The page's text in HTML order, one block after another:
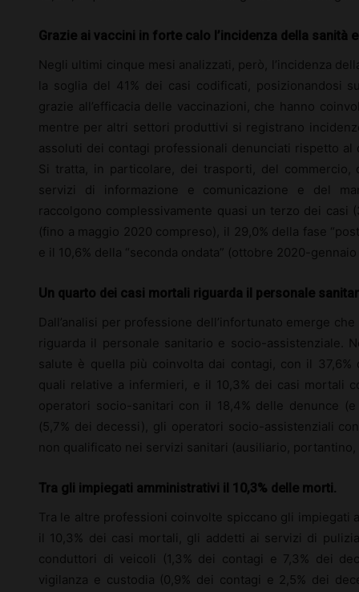
Grazie ai vaccini in forte calo l’incidenza della sanità
Negli ultimi cinque mesi analizzati, però, l’incidenza
la soglia del 41% dei casi codificati, posizionandosi
grazie all’efficacia delle vaccinazioni, che hanno
mentre per altri settori produttivi si registrano
assoluti dei contagi professionali denunciati rispetto
Si tratta, in particolare, dei trasporti, del
servizi di informazione e comunicazione e del
raccolgono complessivamente quasi un terzo dei casi
(fino a maggio 2020 compreso), il 29,0% della fase
e il 10,6% della “seconda ondata” (ottobre 2020-gennaio
Un quarto dei casi mortali riguarda il personale
Dall’analisi per professione dell’infortunato emerge
riguarda il personale sanitario e socio-assistenziale.
salute è quella più coinvolta dai contagi, con il 37,6%
quali relative a infermieri, e il 10,3% dei casi mortali
operatori socio-sanitari con il 18,4% delle denunce
(5,7% dei decessi), gli operatori socio-assistenziali
non qualificato nei servizi sanitari (ausiliario,
Tra gli impiegati amministrativi il 10,3% delle morti.
Tra le altre professioni coinvolte spiccano gli
il 10,3% dei casi mortali, gli addetti ai servizi di
conduttori di veicoli (1,3% dei contagi e 7,3% dei
vigilanza e custodia (0,9% dei contagi e 2,5% dei